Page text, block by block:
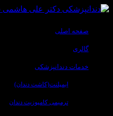
صفحه اصلی
گالری
خدمات دندانپزشکی
ایمپلنت(کاشت دندان)
ترمیمی کامپوزیت دندان